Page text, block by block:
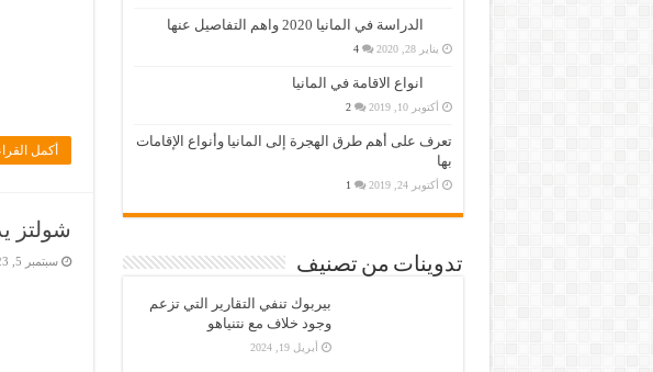
أكمل
شولتز
سبتمبر 5, 2023
الدراسة في المانيا 2020 واهم التفاصيل عنها
يناير 28, 2020 4
انواع الاقامة في المانيا
أكتوبر 10, 2019 2
تعرف على أهم طرق الهجرة إلى المانيا وأنواع الإقامات
بها
أكتوبر 24, 2019 1
تدوينات من تصنيف
بيربوك تنفي التقارير التي تزعم
وجود خلاف مع نتنياهو
أبريل 19, 2024